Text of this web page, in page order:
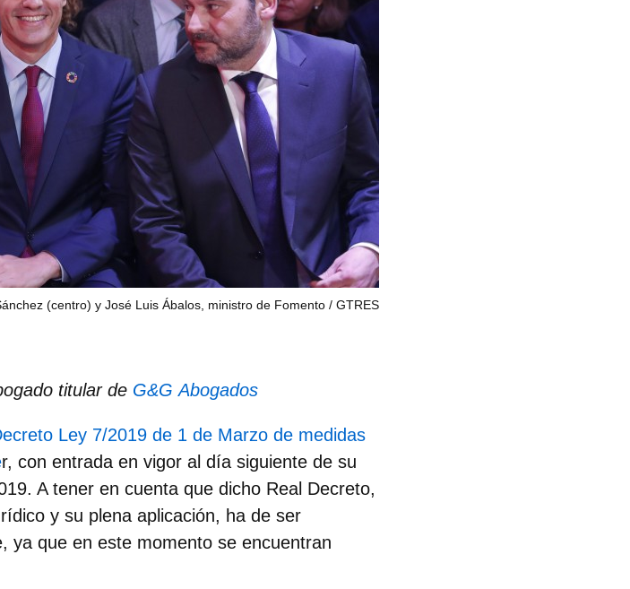
(centro) y José Luis Ábalos, ministro de Fomento GTRES
titular de G&G Abogados
Ley 7/2019 de 1 de Marzo de medidas
r, con entrada en vigor al día siguiente de su
A tener en cuenta que dicho Real Decreto,
y su plena aplicación, ha de ser
ya que en este momento se encuentran